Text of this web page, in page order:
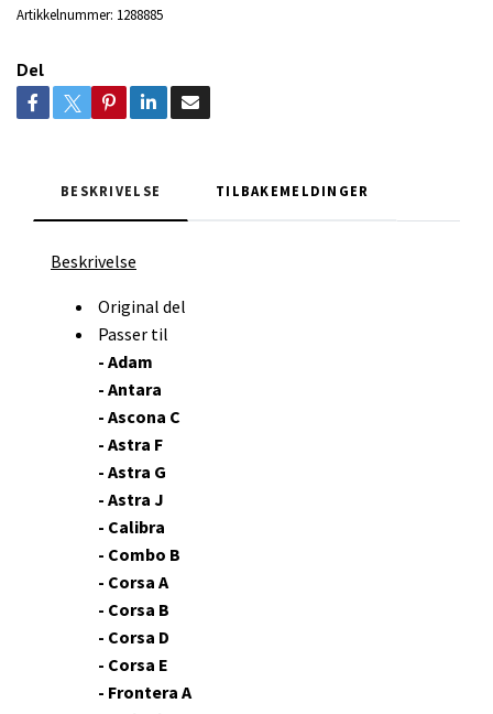
Artikkelnummer: 1288885
Del
BESKRIVELSE TILBAKEMELDINGER
Beskrivelse
Original del
Passer til
- Adam
- Antara
- Ascona C
- Astra F
- Astra G
- Astra J
- Calibra
- Combo B
- Corsa A
- Corsa B
- Corsa D
- Corsa E
- Frontera A